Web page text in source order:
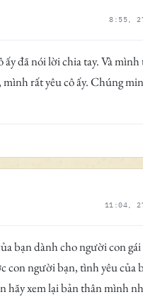
8:55,
đã nói lời chia tay. Và
rất yêu cô ấy. Chúng
11:04,
bạn dành cho người con
con người bạn, tình yêu của
hãy xem lại bản thân mình